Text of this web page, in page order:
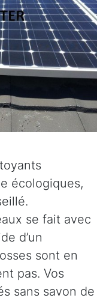
écologiques,
se fait avec
d’un
sont en
pas. Vos
sans savon de